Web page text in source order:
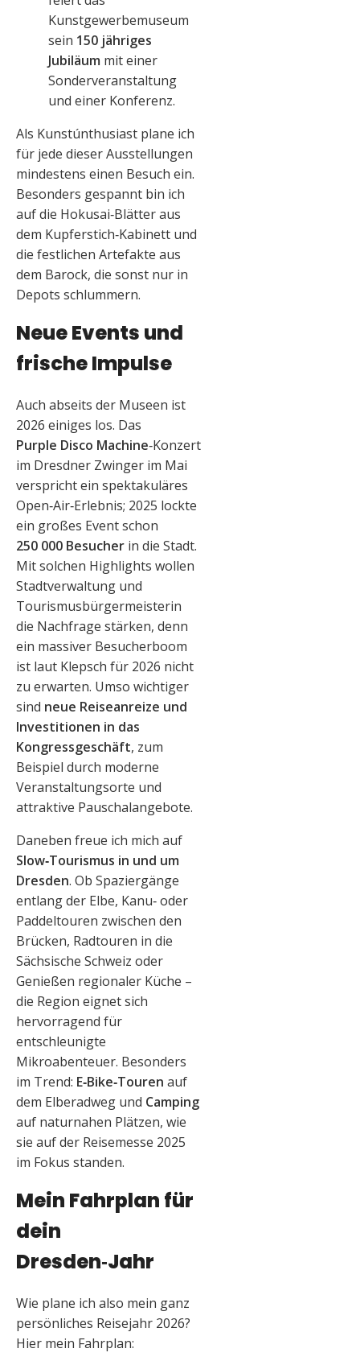
Kunstgewerbemuseum
sein 150 jähriges
Jubiläum mit einer
Sonderveranstaltung
und einer Konferenz.
Als Kunstúnthusiast plane ich
für jede dieser Ausstellungen
mindestens einen Besuch ein.
Besonders gespannt bin ich
auf die Hokusai‑Blätter aus
dem Kupferstich‑Kabinett und
die festlichen Artefakte aus
dem Barock, die sonst nur in
Depots schlummern.
Neue Events und
frische Impulse
Auch abseits der Museen ist
2026 einiges los. Das
Purple Disco Machine‑Konzert
im Dresdner Zwinger im Mai
verspricht ein spektakuläres
Open‑Air‑Erlebnis; 2025 lockte
ein großes Event schon
250 000 Besucher in die Stadt.
Mit solchen Highlights wollen
Stadtverwaltung und
Tourismusbürgermeisterin
die Nachfrage stärken, denn
ein massiver Besucherboom
ist laut Klepsch für 2026 nicht
zu erwarten. Umso wichtiger
sind neue Reiseanreize und
Investitionen in das
Kongressgeschäft, zum
Beispiel durch moderne
Veranstaltungsorte und
attraktive Pauschalangebote.
Daneben freue ich mich auf
Slow‑Tourismus in und um
Dresden. Ob Spaziergänge
entlang der Elbe, Kanu‑ oder
Paddeltouren zwischen den
Brücken, Radtouren in die
Sächsische Schweiz oder
Genießen regionaler Küche –
die Region eignet sich
hervorragend für
entschleunigte
Mikroabenteuer. Besonders
im Trend: E‑Bike‑Touren auf
dem Elberadweg und Camping
auf naturnahen Plätzen, wie
sie auf der Reisemesse 2025
im Fokus standen.
Mein Fahrplan für
dein
Dresden‑Jahr
Wie plane ich also mein ganz
persönliches Reisejahr 2026?
Hier mein Fahrplan: